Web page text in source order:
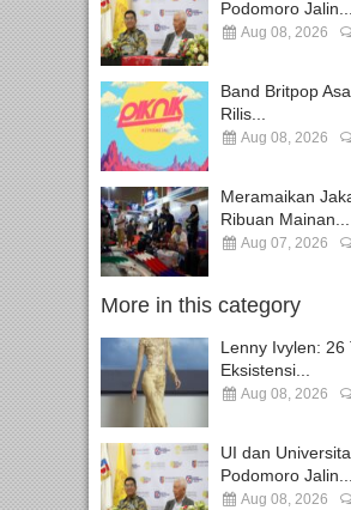
Podomoro Jalin...
Aug 08, 2026
Band Britpop
Rilis...
Aug 08, 2026
Meramaikan
Ribuan Mainan...
Aug 07, 2026
More in this category
Lenny Ivylen: 26
Eksistensi...
Aug 08, 2026
UI dan
Podomoro Jalin...
Aug 08, 2026